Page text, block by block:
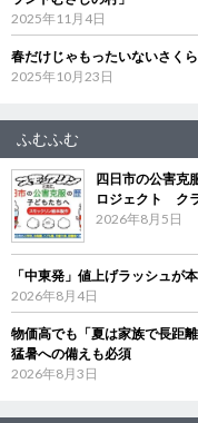
2025年11月4日
春だけじゃもったいないさく
2025年10月23日
ふむふむ
四日市の公害克
ロジェクト ク
2026年8月5日
「中東発」値上げラッシュ
2026年8月4日
物価高でも「夏は家族で長距
猛暑への備えも必須
2026年8月3日